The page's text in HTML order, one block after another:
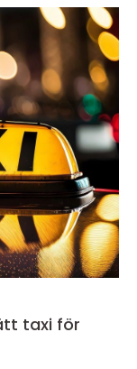
taxi för